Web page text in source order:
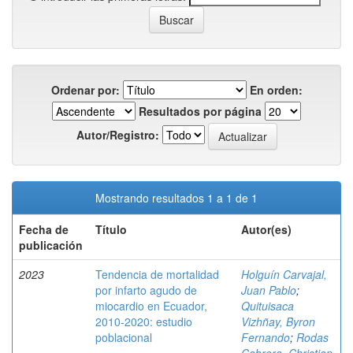
Ordenar por:
En orden:
Resultados por página
Autor/Registro:
Mostrando resultados 1 a 1 de 1
Fecha de
publicación
Título Autor(es)
2023
Tendencia de mortalidad
por infarto agudo de
miocardio en Ecuador,
2010-2020: estudio
poblacional
Holguín Carvajal,
Juan Pablo;
Quituisaca
Vizhñay, Byron
Fernando; Rodas